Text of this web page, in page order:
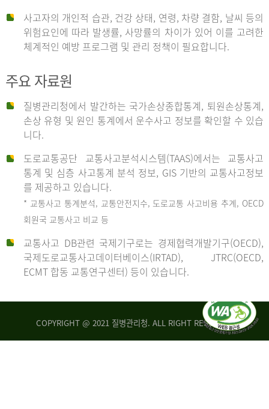
사
사고자의 개인적 습관, 건강 상태, 연령, 차량 결함, 날씨 등의
위험요인에 따라 발생률, 사망률의 차이가 있어 이를 고려한
체계적인 예방 프로그램 및 관리 정책이 필요합니다.
주요 자료원
질병관리청에서 발간하는 국가손상종합통계, 퇴원손상통계,
손상 유형 및 원인 통계에서 운수사고 정보를 확인할 수 있습
니다.
도로교통공단 교통사고분석시스템(TAAS)에서는 교통사고
통계 및 심층 사고통계 분석 정보, GIS 기반의 교통사고정보
를 제공하고 있습니다.
* 교통사고 통계분석, 교통안전지수, 도로교통 사고비용 추계, OECD
회원국 교통사고 비교 등
교통사고 DB관련 국제기구로는 경제협력개발기구(OECD),
국제도로교통사고데이터베이스(IRTAD), JTRC(OECD,
ECMT 합동 교통연구센터) 등이 있습니다.
COPYRIGHT @ 2021 질병관리청. ALL RIGHT RESERVED